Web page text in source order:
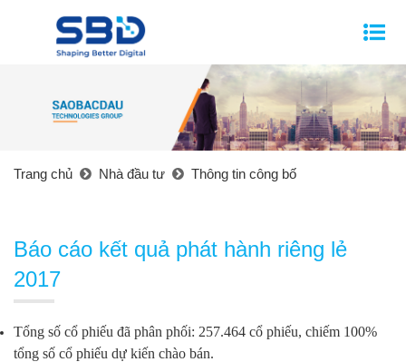
Trang chủ Nhà đầu tư Thông tin công bố
Báo cáo kết quả phát hành riêng lẻ
2017
Tổng số cổ phiếu đã phân phối: 257.464 cổ phiếu, chiếm 100%
tổng số cổ phiếu dự kiến chào bán.